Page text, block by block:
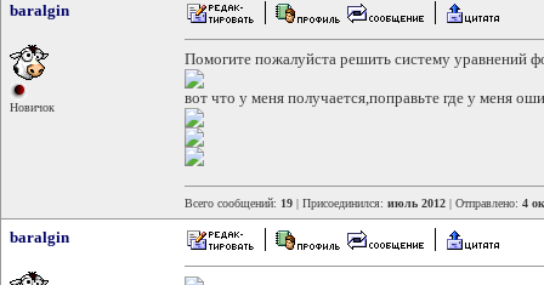
baralgin
Новичок
Помогите пожалуйста решить систему уравнений
вот что у меня получается,поправьте где у меня
Всего сообщений: 19 | Присоединился: июль 2012 | Отправлено: 4
baralgin